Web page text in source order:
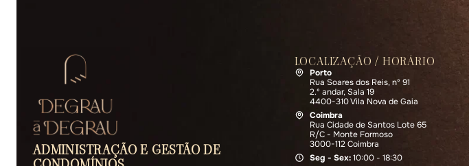
ADMINISTRAÇÃO E GESTÃO DE
LOCALIZAÇÃO / HORÁRIO
Porto
Rua Soares dos Reis, nº 91
2.º andar, Sala 19
4400-310 Vila Nova de Gaia
Coimbra
Rua Cidade de Santos Lote 65
R/C - Monte Formoso
3000-112 Coimbra
Seg - Sex:10:00 - 18:30